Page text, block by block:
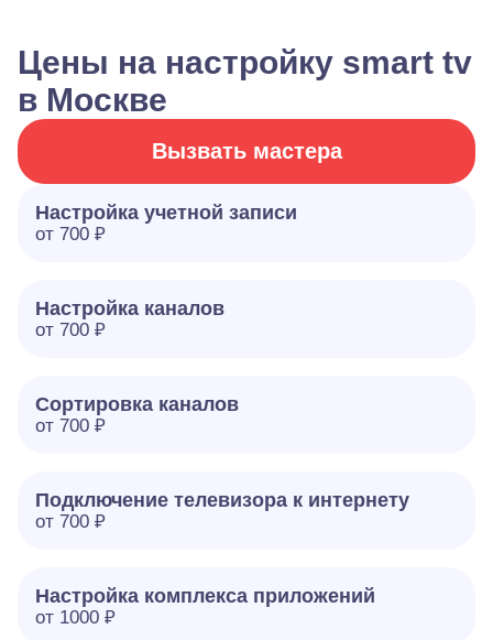
Цены на настройку smart tv
в Москве
Вызвать мастера
Настройка учетной записи
от 700 ₽
Настройка каналов
от 700 ₽
Сортировка каналов
от 700 ₽
Подключение телевизора к интернету
от 700 ₽
Настройка комплекса приложений
от 1000 ₽